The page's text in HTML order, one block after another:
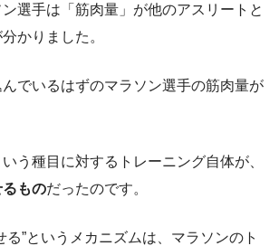
選手は「筋肉量」が他のアスリートと
かりました。
でいるはずのマラソン選手の筋肉量が
う種目に対するトレーニング自体が、
ものだったのです。
る”というメカニズムは、マラソンのト